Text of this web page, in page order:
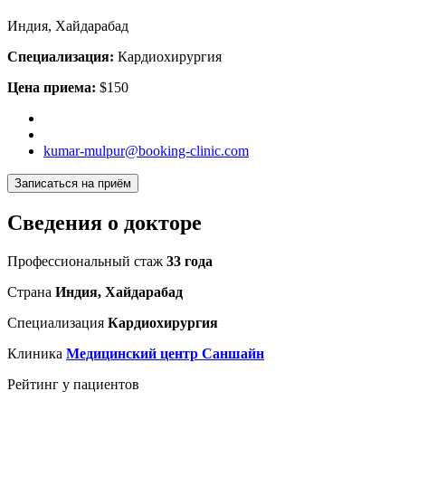
Индия, Хайдарабад
Специализация: Кардиохирургия
Цена приема: $150
kumar-mulpur@booking-clinic.com
Записаться на приём
Сведения о докторе
Профессиональный стаж 33 года
Страна Индия, Хайдарабад
Специализация Кардиохирургия
Клиника Медицинский центр Саншайн
Рейтинг у пациентов